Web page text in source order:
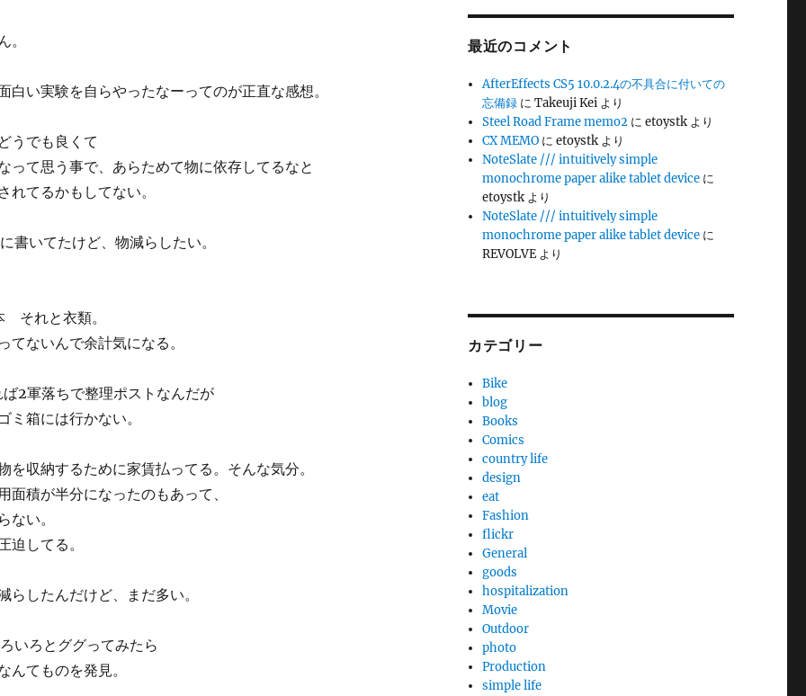
。
白い実験を自らやったなーってのが正直な感想。
うでも良くて
って思う事で、あらためて物に依存してるなと
れてるかもしてない。
書いてたけど、物減らしたい。
それと衣類。
てないんで余計気になる。
2軍落ちで整理ポストなんだが
ミ箱には行かない。
を収納するために家賃払ってる。そんな気分。
面積が半分になったのもあって、
ない。
迫してる。
らしたんだけど、まだ多い。
いろとググってみたら
んてものを発見。
最近のコメント
AfterEffects CS5 10.0.2.4の不具合に付いての
忘備録 にTakeuji Kei より
Steel Road Frame memo2 にetoystk より
CX MEMO にetoystk より
NoteSlate /// intuitively simple
monochrome paper alike tablet device に
etoystk より
NoteSlate /// intuitively simple
monochrome paper alike tablet device に
REVOLVE より
カテゴリー
Bike
blog
Books
Comics
country life
design
eat
Fashion
flickr
General
goods
hospitalization
Movie
Outdoor
photo
Production
simple life